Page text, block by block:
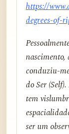
https://
degrees-of-
nascimento,
conduziu-
do Ser
tem
ser um